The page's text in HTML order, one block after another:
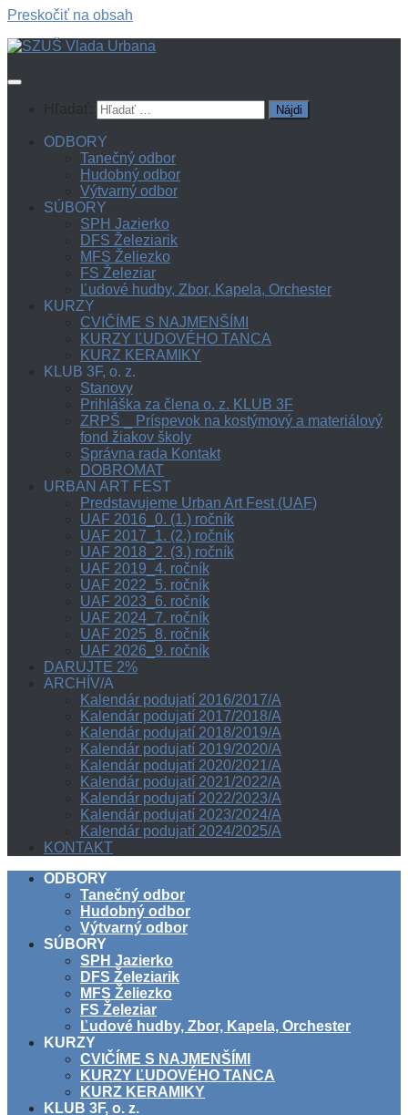
Preskočiť na obsah
ODBORY
Tanečný odbor
Hudobný odbor
Výtvarný odbor
SÚBORY
SPH Jazierko
DFS Železiarik
MFS Želiezko
FS Železiar
Ľudové hudby, Zbor, Kapela, Orchester
KURZY
CVIČÍME S NAJMENŠÍMI
KURZY ĽUDOVÉHO TANCA
KURZ KERAMIKY
KLUB 3F, o. z.
Stanovy
Prihláška za člena o. z. KLUB 3F
ZRPŠ _ Príspevok na kostýmový a materiálový
fond žiakov školy
Správna rada Kontakt
DOBROMAT
URBAN ART FEST
Predstavujeme Urban Art Fest (UAF)
UAF 2016_0. (1.) ročník
UAF 2017_1. (2.) ročník
UAF 2018_2. (3.) ročník
UAF 2019_4. ročník
UAF 2022_5. ročník
UAF 2023_6. ročník
UAF 2024_7. ročník
UAF 2025_8. ročník
UAF 2026_9. ročník
DARUJTE 2%
ARCHÍV/A
Kalendár podujatí 2016/2017/A
Kalendár podujatí 2017/2018/A
Kalendár podujatí 2018/2019/A
Kalendár podujatí 2019/2020/A
Kalendár podujatí 2020/2021/A
Kalendár podujatí 2021/2022/A
Kalendár podujatí 2022/2023/A
Kalendár podujatí 2023/2024/A
Kalendár podujatí 2024/2025/A
KONTAKT
ODBORY
Tanečný odbor
Hudobný odbor
Výtvarný odbor
SÚBORY
SPH Jazierko
DFS Železiarik
MFS Želiezko
FS Železiar
Ľudové hudby, Zbor, Kapela, Orchester
KURZY
CVIČÍME S NAJMENŠÍMI
KURZY ĽUDOVÉHO TANCA
KURZ KERAMIKY
KLUB 3F, o. z.